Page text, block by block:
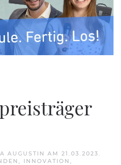
AUGUSTIN AM 21.03.2023
INNOVATION